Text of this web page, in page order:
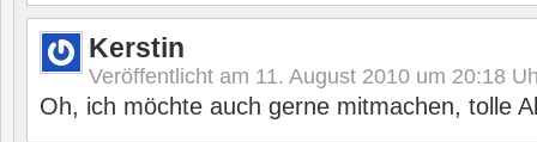
Kerstin
Veröffentlicht am 11. August 2010 um 20:18
Oh, ich möchte auch gerne mitmachen, tolle